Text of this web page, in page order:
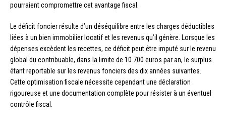
pourraient compromettre cet avantage fiscal.
Le déficit foncier résulte d’un déséquilibre entre les charges déductibles
liées à un bien immobilier locatif et les revenus qu’il génère. Lorsque les
dépenses excèdent les recettes, ce déficit peut être imputé sur le revenu
global du contribuable, dans la limite de 10 700 euros par an, le surplus
étant reportable sur les revenus fonciers des dix années suivantes.
Cette optimisation fiscale nécessite cependant une déclaration
rigoureuse et une documentation complète pour résister à un éventuel
contrôle fiscal.